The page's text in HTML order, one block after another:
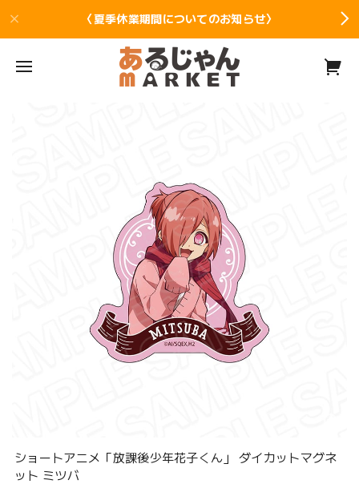
〈夏季休業期間についてのお知らせ〉
ショートアニメ「放課後少年花子くん」 ダイカットマグネ
ット ミツバ